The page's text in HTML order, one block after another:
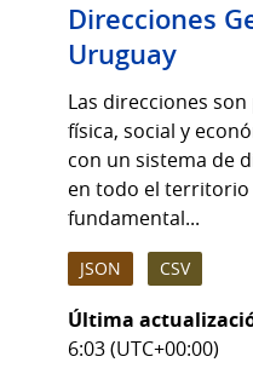
Direcciones
Uruguay
Las direcciones
física, social y
con un sistema de
en todo el territorio
fundamental...
JSON CSV
Última
6:03 (UTC+00:00)